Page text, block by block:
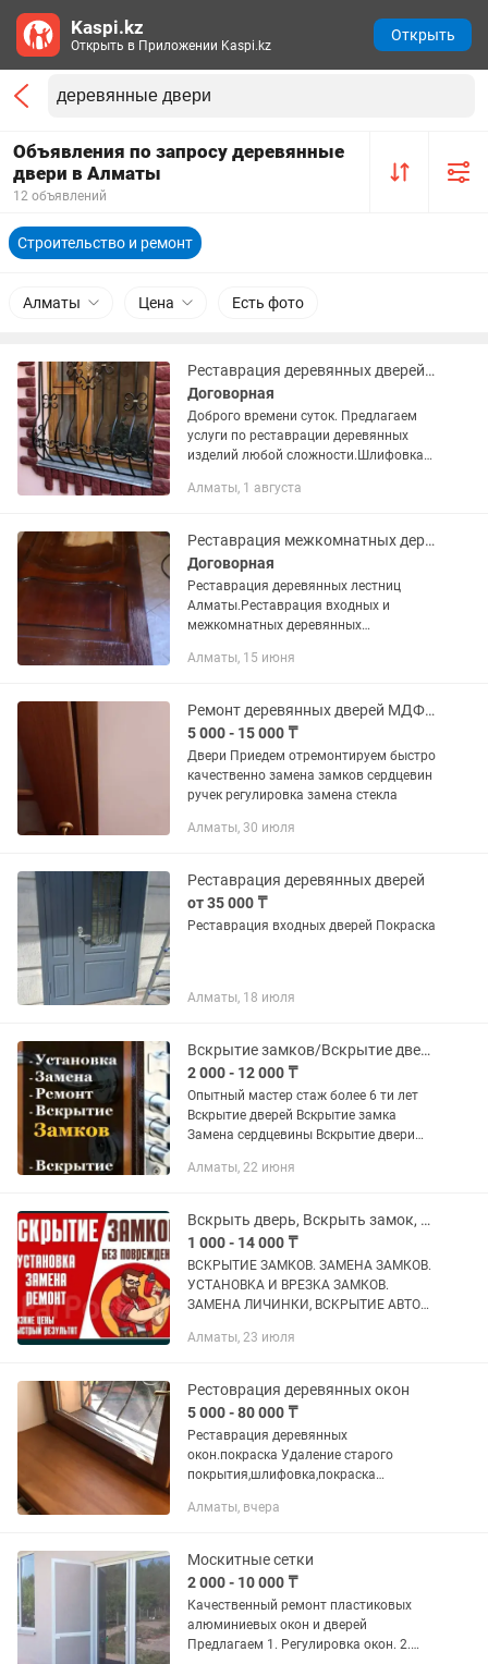
Объявления по запросу деревянные
двери в Алматы
12 объявлений
Строительство и ремонт
Алматы Цена Есть фото
Реставрация деревянных дверей ,окон и конструкций из дерева.
Договорная
Доброго времени суток. Предлагаем
услуги по реставрации деревянных
изделий любой сложности.Шлифовка
покрытия,лакировка.Обработка
перекраска...
Алматы, 1 августа
Реставрация межкомнатных деревянных дверей, лестниц, окон.
Договорная
Реставрация деревянных лестниц
Алматы.Реставрация входных и
межкомнатных деревянных
Алматы, 15 июня
Ремонт деревянных дверей МДФ стеклянных ПВХ Алюминиевых дверей
5 000 - 15 000 ₸
Двери Приедем отремонтируем быстро
качественно замена замков сердцевин
ручек регулировка замена стекла
Алматы, 30 июля
Реставрация деревянных дверей
от 35 000 ₸
Реставрация входных дверей Покраска
Алматы, 18 июля
Вскрытие замков/Вскрытие двери дверей замена сердцевины/Замена ремонт замка
2 000 - 12 000 ₸
Опытный мастер стаж более 6 ти лет
Вскрытие дверей Вскрытие замка
Замена сердцевины Вскрытие двери
замков сердцевин Вскрытие без
и...
Алматы, 22 июня
Вскрыть дверь, Вскрыть замок, Открыть дверь БЕЗ ПОВРЕЖДЕНИЙ
1 000 - 14 000 ₸
ВCKРЫТИЕ ЗAMКОВ. ЗАMЕHА ЗАMКОB.
УСТАHOBKA И ВРЕЗKA ЗАMКOB.
ЗАМЕНА ЛИЧИHКИ, ВСKРЫTИE ABTО
прoфеccиональные услуги пo
замeне зaмкoв...
Алматы, 23 июля
Рестоврация деревянных окон
5 000 - 80 000 ₸
Реставрация деревянных
окон.покраска Удаление старого
покрытия,шлифовка,покраска
беседок,перил, Лестничные марши
морилкой,лаком,краской
Алматы, вчера
Москитные сетки
2 000 - 10 000 ₸
Качественный ремонт пластиковых
алюминиевых окон и дверей
Предлагаем 1. Регулировка окон. 2.
Kaspi.kz
Открыть в Приложении Kaspi.kz
Открыть